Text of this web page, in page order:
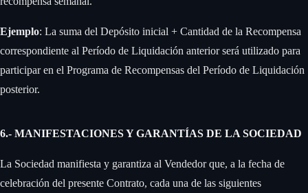
Ejemplo: La suma del Depósito inicial + Cantidad de la Recompensa
correspondiente al Período de Liquidación anterior será utilizado para
participar en el Programa de Recompensas del Período de Liquidación
posterior.
6.- MANIFESTACIONES Y GARANTÍAS DE LA SOCIEDAD
La Sociedad manifiesta y garantiza al Vendedor que, a la fecha de
celebración del presente Contrato, cada una de las siguientes